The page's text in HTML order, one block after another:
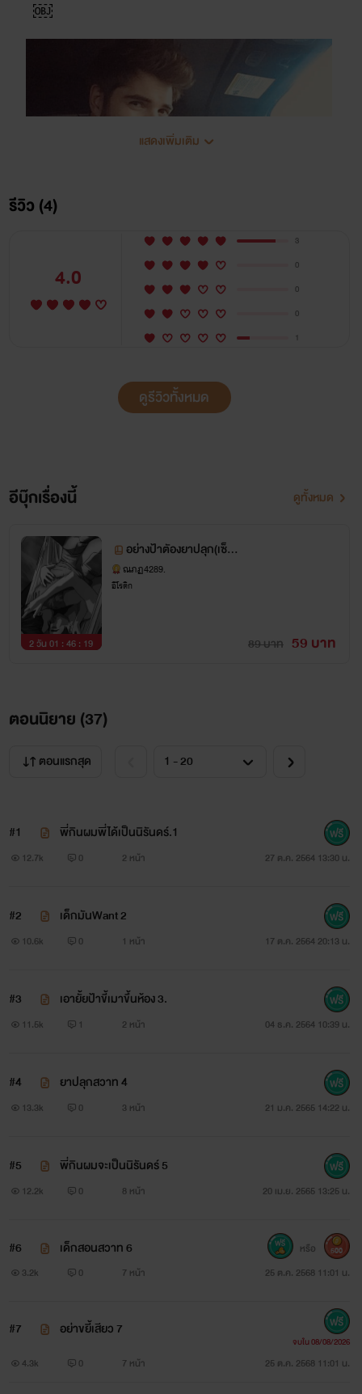
￼
ผมรู้พี่ก็ชอบผม..พี่มีแฟนหรือยัง..???..อายุขนาดนี้คงแฟน
หัวใจผมมอบให้อยากเป็นชู้...เรียกผมว่าไอ้หนู
ผมจะบริการทุกคืน..ถึงผมจะเด็กแต่ของผมไม่เล็ก
ให้พี่ตรวจสินค้าก่อนเอามือมาสิ..ไม่ต้องเขิน
พี่ก็รู้ว่าผมต้องการ ผมคิดถึงพี่ทุกคืน ลองกินเด็กอย่างผมพี่
พี่ก็ชอบผม อย่าปากแข็ง ไม่ต้องอาย ถ้าพี่กินไม่เป็นเดี๋ยวผม
ขนาดนี้ไม่ต้องเขิน.
แสดงเพิ่มเติม
รีวิว (4)
4.0
3
0
0
0
1
ดูรีวิวทั้งหมด
อีบุ๊กเรื่องนี้ ดูทั้งหมด
2 วัน 01 : 46 : 18
อย่างป้าตัองยาปลุก(เซ็กซ
์)++Nc +18👅💋💦
ณภฏ4289.
อีโรติก
89 บาท 59 บาท
ตอนนิยาย (37)
ตอนแรกสุด
#1 พี่กินผมพี่ได้เป็นนิรันดร์.1
12.7k 0 2 หน้า 27 ต.ค. 2564 13:30 น.
#2 เด็กมันWant 2
10.6k 0 1 หน้า 17 ต.ค. 2564 20:13 น.
#3 เอายั้ยป้าขี้เมาขึ้นห้อง 3.
11.5k 1 2 หน้า 04 ธ.ค. 2564 10:39 น.
#4 ยาปลุกสวาท 4
13.3k 0 3 หน้า 21 ม.ค. 2565 14:22 น.
#5 พี่กินผมจะเป็นนิรันดร์ 5
12.2k 0 8 หน้า 20 เม.ย. 2565 13:25 น.
#6 เด็กสอนสวาท 6
3.2k 0 7 หน้า 25 ต.ค. 2568 11:01 น.
หรือ 500
#7 อย่าขยี้เสียว 7
4.3k 0 7 หน้า 25 ต.ค. 2568 11:01 น.
จบใน 08/08/2026